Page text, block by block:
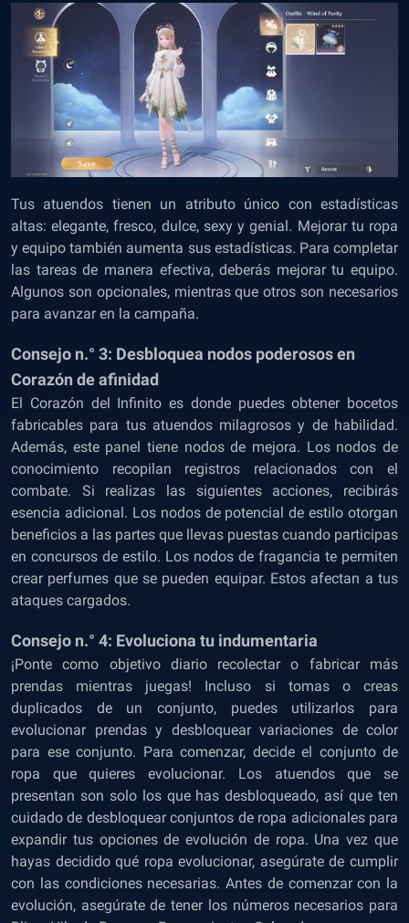
Tus atuendos tienen un atributo único con estadísticas
altas: elegante, fresco, dulce, sexy y genial. Mejorar tu ropa
y equipo también aumenta sus estadísticas. Para completar
las tareas de manera efectiva, deberás mejorar tu equipo.
Algunos son opcionales, mientras que otros son necesarios
para avanzar en la campaña.
Consejo n.° 3: Desbloquea nodos poderosos en
Corazón de afinidad
El Corazón del Infinito es donde puedes obtener bocetos
fabricables para tus atuendos milagrosos y de habilidad.
Además, este panel tiene nodos de mejora. Los nodos de
conocimiento recopilan registros relacionados con el
combate. Si realizas las siguientes acciones, recibirás
esencia adicional. Los nodos de potencial de estilo otorgan
beneficios a las partes que llevas puestas cuando participas
en concursos de estilo. Los nodos de fragancia te permiten
crear perfumes que se pueden equipar. Estos afectan a tus
ataques cargados.
Consejo n.° 4: Evoluciona tu indumentaria
¡Ponte como objetivo diario recolectar o fabricar más
prendas mientras juegas! Incluso si tomas o creas
duplicados de un conjunto, puedes utilizarlos para
evolucionar prendas y desbloquear variaciones de color
para ese conjunto. Para comenzar, decide el conjunto de
ropa que quieres evolucionar. Los atuendos que se
presentan son solo los que has desbloqueado, así que ten
cuidado de desbloquear conjuntos de ropa adicionales para
expandir tus opciones de evolución de ropa. Una vez que
hayas decidido qué ropa evolucionar, asegúrate de cumplir
con las condiciones necesarias. Antes de comenzar con la
evolución, asegúrate de tener los números necesarios para